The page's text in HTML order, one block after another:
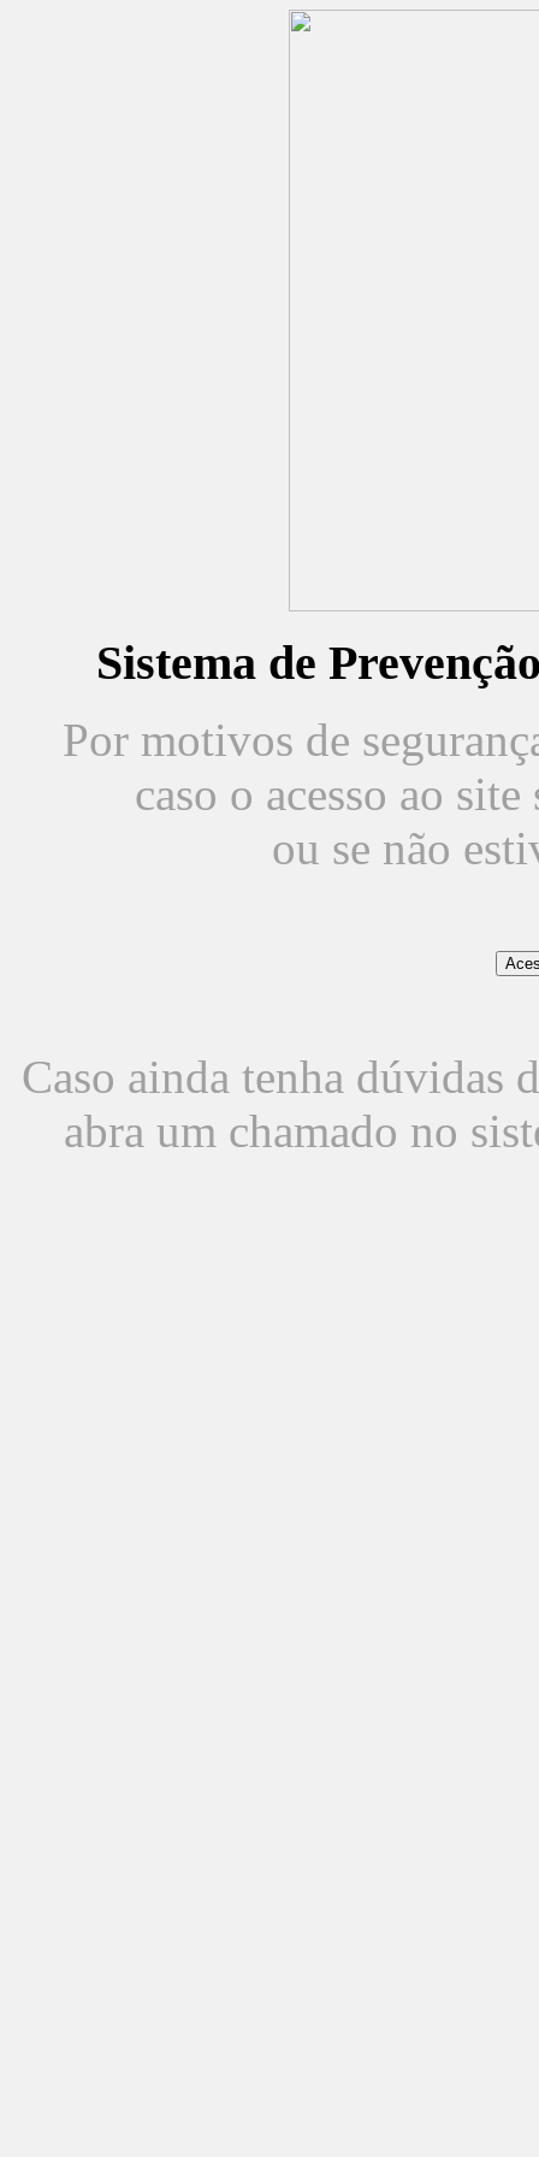
Sistema de
Por motivos de
caso o acesso ao
ou se não
Caso ainda tenha dúvidas
abra um chamado no